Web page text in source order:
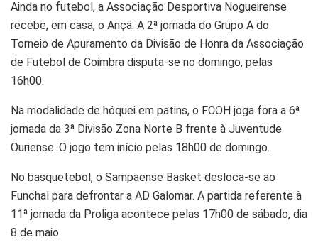
Ainda no futebol, a Associação Desportiva Nogueirense
recebe, em casa, o Ançã. A 2ª jornada do Grupo A do
Torneio de Apuramento da Divisão de Honra da Associação
de Futebol de Coimbra disputa-se no domingo, pelas
16h00.
Na modalidade de hóquei em patins, o FCOH joga fora a 6ª
jornada da 3ª Divisão Zona Norte B frente à Juventude
Ouriense. O jogo tem início pelas 18h00 de domingo.
No basquetebol, o Sampaense Basket desloca-se ao
Funchal para defrontar a AD Galomar. A partida referente à
11ª jornada da Proliga acontece pelas 17h00 de sábado, dia
8 de maio.